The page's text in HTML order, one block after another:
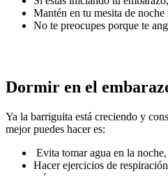
Mantén en tu mesita de
No te preocupes porque te
Dormir en el
Ya la barriguita está creciendo y
mejor puedes hacer es:
Evita tomar agua en la
Hacer ejercicios de